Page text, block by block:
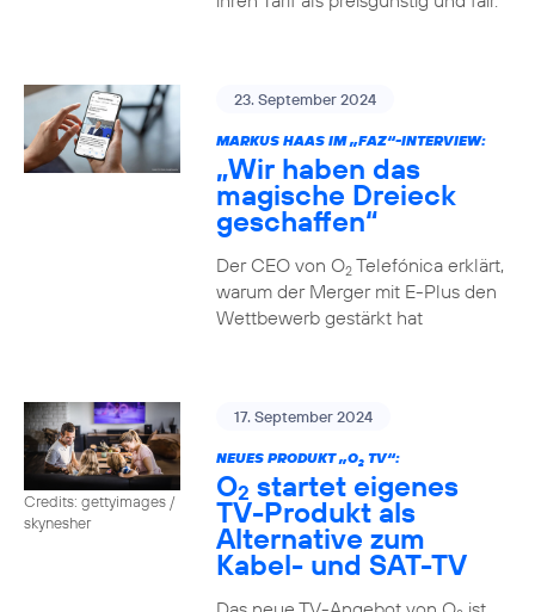
23. September 2024
MARKUS HAAS IM „FAZ“-INTERVIEW:
„Wir haben das
magische Dreieck
geschaffen“
Der CEO von O2Telefónica erklärt,
warum der Merger mit E-Plus den
Wettbewerb gestärkt hat
Credits: gettyimages /
skynesher
17. September 2024
NEUES PRODUKT „O2TV“:
O2 startet eigenes
TV-Produkt als
Alternative zum
Kabel- und SAT-TV